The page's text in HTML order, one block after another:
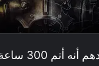
عندما يخبرك